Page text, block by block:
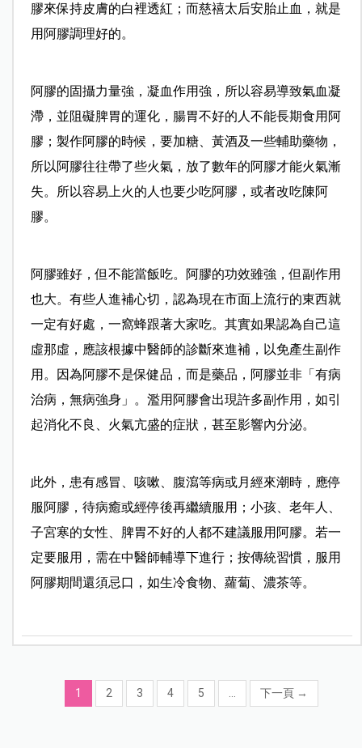
膠來保持皮膚的白裡透紅；而慈禧太后安胎止血，就是
用阿膠調理好的。
阿膠的固攝力量強，凝血作用強，所以容易導致氣血凝
滯，並阻礙脾胃的運化，腸胃不好的人不能長期食用阿
膠；製作阿膠的時候，要加糖、黃酒及一些輔助藥物，
所以阿膠往往帶了些火氣，放了數年的阿膠才能火氣漸
失。所以容易上火的人也要少吃阿膠，或者改吃陳阿
膠。
阿膠雖好，但不能當飯吃。阿膠的功效雖強，但副作用
也大。有些人進補心切，認為現在市面上流行的東西就
一定有好處，一窩蜂跟著大家吃。其實如果認為自己這
虛那虛，應該根據中醫師的診斷來進補，以免產生副作
用。因為阿膠不是保健品，而是藥品，阿膠並非「有病
治病，無病強身」。濫用阿膠會出現許多副作用，如引
起消化不良、火氣亢盛的症狀，甚至影響內分泌。
此外，患有感冒、咳嗽、腹瀉等病或月經來潮時，應停
服阿膠，待病癒或經停後再繼續服用；小孩、老年人、
子宮寒的女性、脾胃不好的人都不建議服用阿膠。若一
定要服用，需在中醫師輔導下進行；按傳統習慣，服用
阿膠期間還須忌口，如生冷食物、蘿蔔、濃茶等。
1 2 3 4 5 下一頁 →